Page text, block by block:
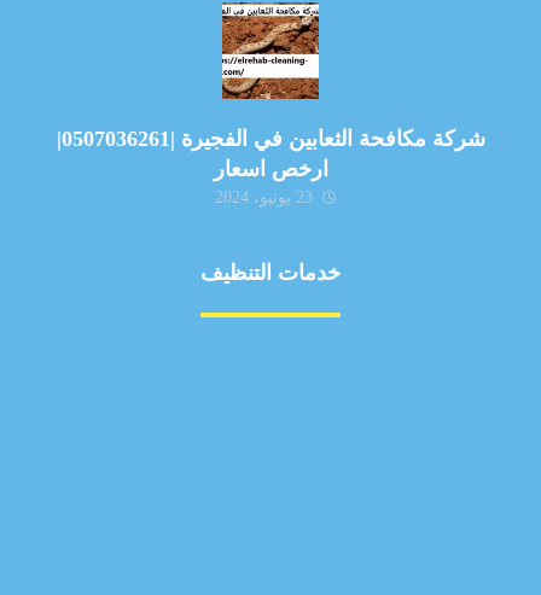
شركة مكافحة الثعابين في الفجيرة |0507036261|
ارخص اسعار
23 يونيو، 2024
خدمات التنظيف